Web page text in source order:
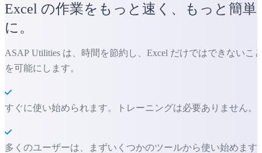
Excel の作業をもっと速く、もっと簡単
に。
ASAP Utilities は、時間を節約し、Excel だけではできないこ
を可能にします。
すぐに使い始められます。トレーニングは必要ありません。
多くのユーザーは、まずいくつかのツールから使い始めます